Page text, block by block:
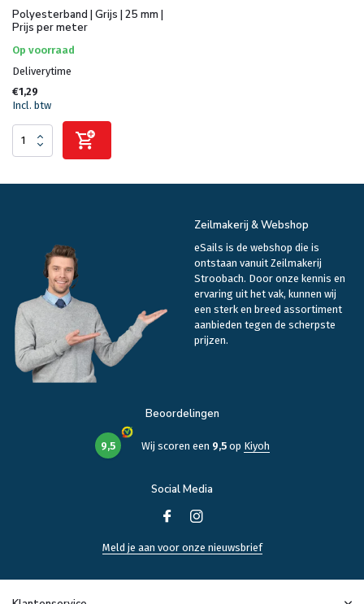
Polyesterband | Grijs | 25 mm |
Prijs per meter
Op voorraad
Deliverytime
€1,29
Incl. btw
Zeilmakerij & Webshop
eSails is de webshop die is
ontstaan vanuit Zeilmakerij
Stroobach. Door onze kennis en
ervaring uit het vak, kunnen wij
een sterk en breed assortiment
aanbieden tegen de scherpste
prijzen.
Beoordelingen
9,5 Wij scoren een 9,5op Kiyoh
Social Media
Meld je aan voor onze nieuwsbrief